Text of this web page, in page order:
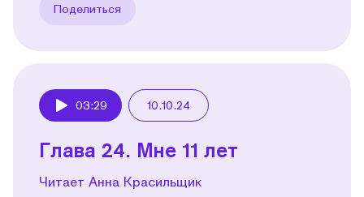
Поделиться
03:29 10.10.24
Глава 24. Мне 11 лет
Читает Анна Красильщик